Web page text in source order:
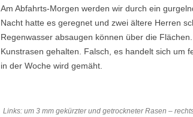
Am Abfahrts-Morgen werden wir durch ein
Nacht hatte es geregnet und zwei ältere Herren
Regenwasser absaugen können über die
Kunstrasen gehalten. Falsch, es handelt sich um
in der Woche wird gemäht.
Links: um 3 mm gekürzter und getrockneter Rasen –